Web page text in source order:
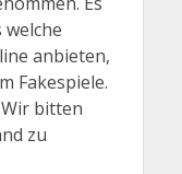
anbieten,
Fakespiele.
bitten
zu